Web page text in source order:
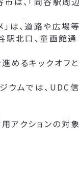
」は、道路や広
北口、童画館通
めるキックオフ
ウムでは、
アクションの対